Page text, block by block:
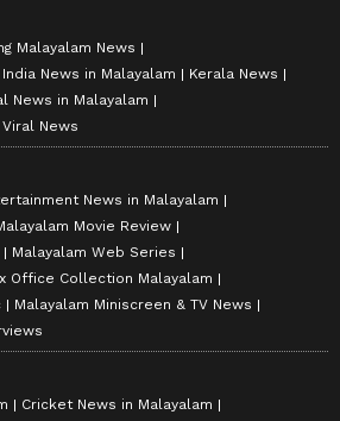
Malayalam News
India News in Malayalam
Kerala News
News in Malayalam
Viral News
News in Malayalam
Movie Review
Malayalam Web Series
Office Collection Malayalam
Malayalam Miniscreen & TV News
Cricket News in Malayalam